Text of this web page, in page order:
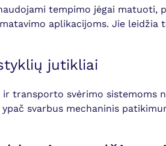
tempimo jėgai matuoti,
aplikacijoms. Jie
jutikliai
transporto svėrimo sistemoms
ypač svarbus mechaninis